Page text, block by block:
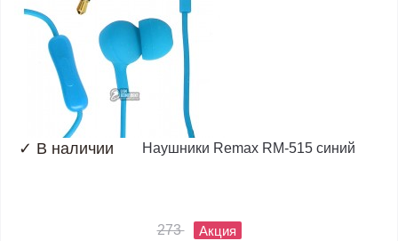
✓ В наличии Наушники Remax RM-515 синий
273 Акция